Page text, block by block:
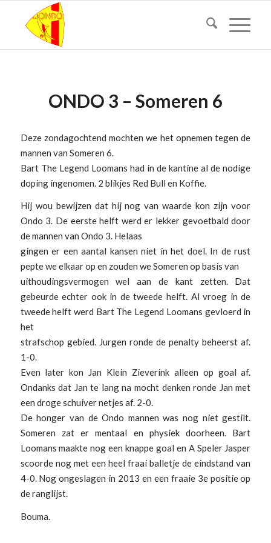
ONDO 3 – Someren 6
Deze zondagochtend mochten we het opnemen tegen de
mannen van Someren 6.
Bart The Legend Loomans had in de kantine al de nodige
doping ingenomen. 2 blikjes Red Bull en Koffie.
Hij wou bewijzen dat hij nog van waarde kon zijn voor
Ondo 3. De eerste helft werd er lekker gevoetbald door
de mannen van Ondo 3. Helaas
gingen er een aantal kansen niet in het doel. In de rust
pepte we elkaar op en zouden we Someren op basis van
uithoudingsvermogen wel aan de kant zetten. Dat
gebeurde echter ook in de tweede helft. Al vroeg in de
tweede helft werd Bart The Legend Loomans gevloerd in
het
strafschop gebied. Jurgen ronde de penalty beheerst af.
1-0.
Even later kon Jan Klein Zieverink alleen op goal af.
Ondanks dat Jan te lang na mocht denken ronde Jan met
een droge schuiver netjes af. 2-0.
De honger van de Ondo mannen was nog niet gestilt.
Someren zat er mentaal en physiek doorheen. Bart
Loomans maakte nog een knappe goal en A Speler Jasper
scoorde nog met een heel fraai balletje de eindstand van
4-0. Nog ongeslagen in 2013 en een fraaie 3e positie op
de ranglijst.
Bouma.